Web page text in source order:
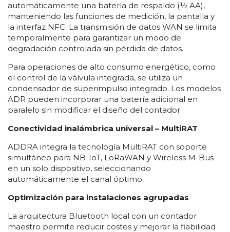
automáticamente una batería de respaldo (½ AA),
manteniendo las funciones de medición, la pantalla y
la interfaz NFC. La transmisión de datos WAN se limita
temporalmente para garantizar un modo de
degradación controlada sin pérdida de datos.
Para operaciones de alto consumo energético, como
el control de la válvula integrada, se utiliza un
condensador de superimpulso integrado. Los modelos
ADR pueden incorporar una batería adicional en
paralelo sin modificar el diseño del contador.
Conectividad inalámbrica universal – MultiRAT
ADDRA integra la tecnología MultiRAT con soporte
simultáneo para NB-IoT, LoRaWAN y Wireless M-Bus
en un solo dispositivo, seleccionando
automáticamente el canal óptimo.
Optimización para instalaciones agrupadas
La arquitectura Bluetooth local con un contador
maestro permite reducir costes y mejorar la fiabilidad